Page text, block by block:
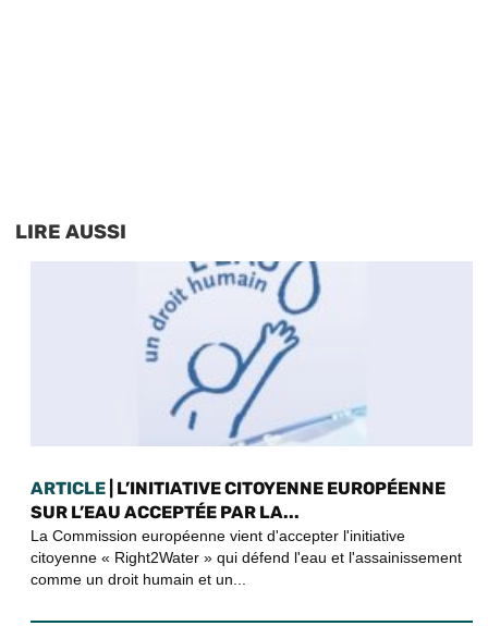
LIRE AUSSI
ARTICLE | L’INITIATIVE CITOYENNE EUROPÉENNE
SUR L’EAU ACCEPTÉE PAR LA...
La Commission européenne vient d'accepter l'initiative
citoyenne « Right2Water » qui défend l'eau et l'assainissement
comme un droit humain et un...